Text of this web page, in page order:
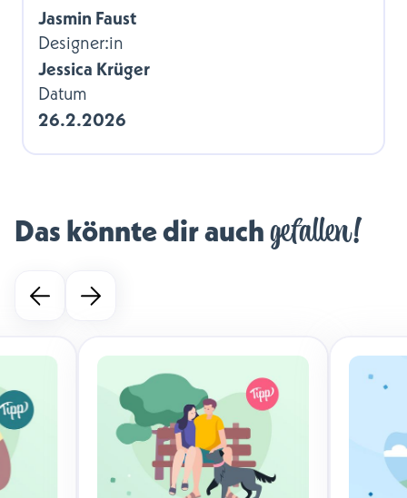
Jasmin Faust
Designer:in
Jessica Krüger
Datum
26.2.2026
Das könnte dir auch gefallen!